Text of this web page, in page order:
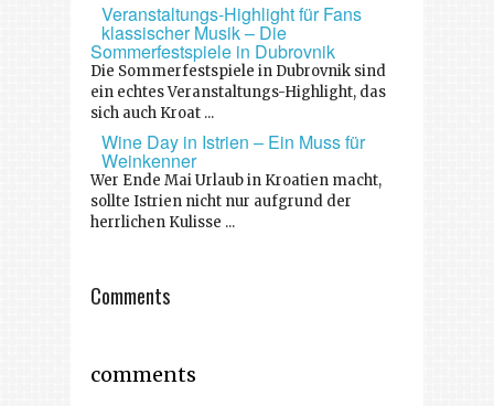
Veranstaltungs-Highlight für Fans
klassischer Musik – Die
Sommerfestspiele in Dubrovnik
Die Sommerfestspiele in Dubrovnik sind
ein echtes Veranstaltungs-Highlight, das
sich auch Kroat ...
Wine Day in Istrien – Ein Muss für
Weinkenner
Wer Ende Mai Urlaub in Kroatien macht,
sollte Istrien nicht nur aufgrund der
herrlichen Kulisse ...
Comments
comments